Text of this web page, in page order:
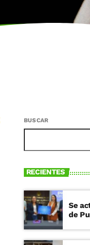
BUSCAR
RECIENTES
Se
de